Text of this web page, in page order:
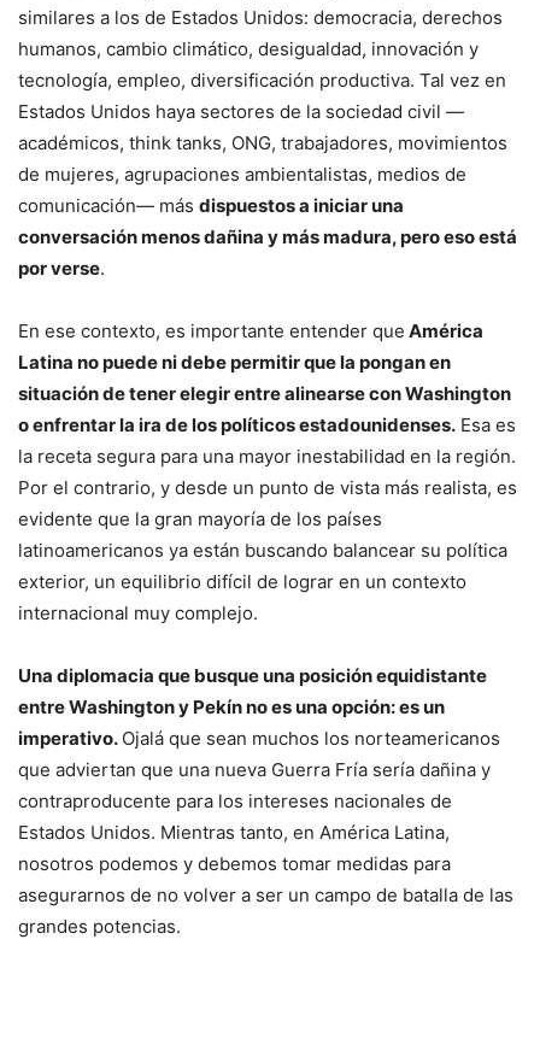
similares a los de Estados Unidos: democracia, derechos
humanos, cambio climático, desigualdad, innovación y
tecnología, empleo, diversificación productiva. Tal vez en
Estados Unidos haya sectores de la sociedad civil —
académicos, think tanks, ONG, trabajadores, movimientos
de mujeres, agrupaciones ambientalistas, medios de
comunicación— más dispuestos a iniciar una
conversación menos dañina y más madura, pero eso está
por verse.
En ese contexto, es importante entender que América
Latina no puede ni debe permitir que la pongan en
situación de tener elegir entre alinearse con Washington
o enfrentar la ira de los políticos estadounidenses. Esa es
la receta segura para una mayor inestabilidad en la región.
Por el contrario, y desde un punto de vista más realista, es
evidente que la gran mayoría de los países
latinoamericanos ya están buscando balancear su política
exterior, un equilibrio difícil de lograr en un contexto
internacional muy complejo.
Una diplomacia que busque una posición equidistante
entre Washington y Pekín no es una opción: es un
imperativo. Ojalá que sean muchos los norteamericanos
que adviertan que una nueva Guerra Fría sería dañina y
contraproducente para los intereses nacionales de
Estados Unidos. Mientras tanto, en América Latina,
nosotros podemos y debemos tomar medidas para
asegurarnos de no volver a ser un campo de batalla de las
grandes potencias.